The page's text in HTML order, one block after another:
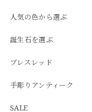
人気の色から選ぶ
誕生石を選ぶ
ブレスレッド
手彫りアンティーク
SALE